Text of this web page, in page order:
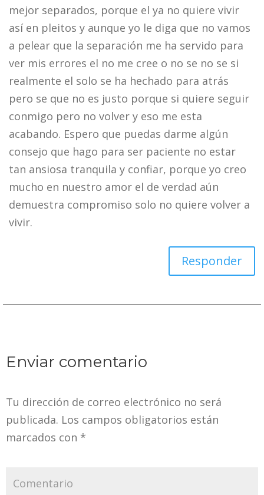
mejor separados, porque el ya no quiere vivir
así en pleitos y aunque yo le diga que no vamos
a pelear que la separación me ha servido para
ver mis errores el no me cree o no se no se si
realmente el solo se ha hechado para atrás
pero se que no es justo porque si quiere seguir
conmigo pero no volver y eso me esta
acabando. Espero que puedas darme algún
consejo que hago para ser paciente no estar
tan ansiosa tranquila y confiar, porque yo creo
mucho en nuestro amor el de verdad aún
demuestra compromiso solo no quiere volver a
vivir.
Responder
Enviar comentario
Tu dirección de correo electrónico no será
publicada. Los campos obligatorios están
marcados con *